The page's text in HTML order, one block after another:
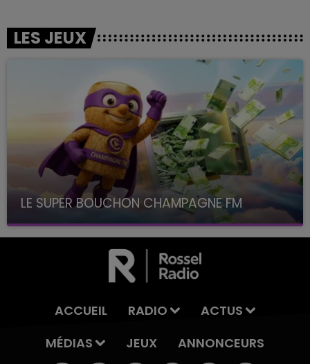
LES JEUX
LE SUPER BOUCHON CHAMPAGNE FM
avec La Famille Champagne FM, à 8H10
ACCUEIL RADIO
ACTUS
MÉDIAS
JEUX ANNONCEURS